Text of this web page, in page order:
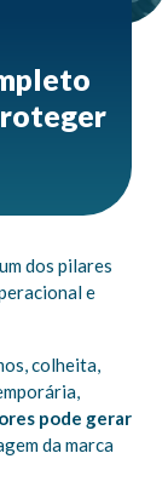
dos pilares
e
colheita,
pode gerar
da marca